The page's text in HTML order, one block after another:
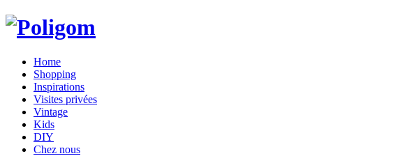
Home
Shopping
Inspirations
Visites privées
Vintage
Kids
DIY
Chez nous